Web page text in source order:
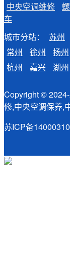
中央空调维修
车
城市分站：
苏州
常州
徐州 扬州
杭州
嘉兴 湖州
Copyright ©
修,中央空调保养,
苏ICP备